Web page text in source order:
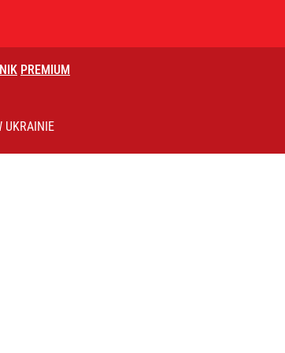
PREMIUM
Romanowskiego. Twarda deklaracja
UKRAINIE